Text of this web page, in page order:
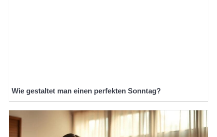
Wie gestaltet man einen perfekten Sonntag?